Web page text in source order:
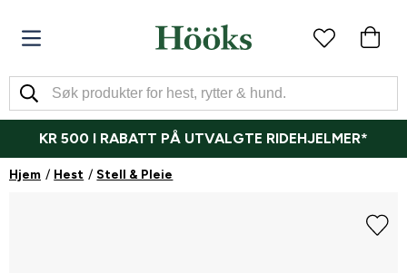
KR 500 I RABATT PÅ UTVALGTE RIDEHJELMER*
Hjem Hest Stell & Pleie